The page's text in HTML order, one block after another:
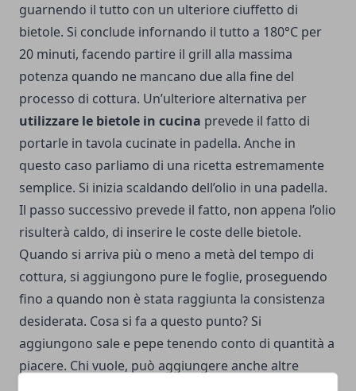
guarnendo il tutto con un ulteriore ciuffetto di
bietole. Si conclude infornando il tutto a 180°C per
20 minuti, facendo partire il grill alla massima
potenza quando ne mancano due alla fine del
processo di cottura. Un’ulteriore alternativa per
utilizzare le bietole in cucina prevede il fatto di
portarle in tavola cucinate in padella. Anche in
questo caso parliamo di una ricetta estremamente
semplice. Si inizia scaldando dell’olio in una padella.
Il passo successivo prevede il fatto, non appena l’olio
risulterà caldo, di inserire le coste delle bietole.
Quando si arriva più o meno a metà del tempo di
cottura, si aggiungono pure le foglie, proseguendo
fino a quando non è stata raggiunta la consistenza
desiderata. Cosa si fa a questo punto? Si
aggiungono sale e pepe tenendo conto di quantità a
piacere. Chi vuole, può aggiungere anche altre